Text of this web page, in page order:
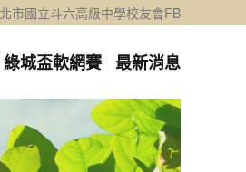
市國立斗六高級中學校友會FB
綠城盃軟網賽 最新消息